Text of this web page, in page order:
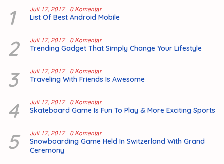
1 Juli 17, 2017 0 Komentar
List Of Best Android Mobile
2 Juli 17, 2017 0 Komentar
Trending Gadget That Simply Change Your Lifestyle
3 Juli 17, 2017 0 Komentar
Traveling With Friends Is Awesome
4 Juli 17, 2017 0 Komentar
Skateboard Game Is Fun To Play & More Exciting Sports
5 Juli 17, 2017 0 Komentar
Snowboarding Game Held In Switzerland With Grand
Ceremony